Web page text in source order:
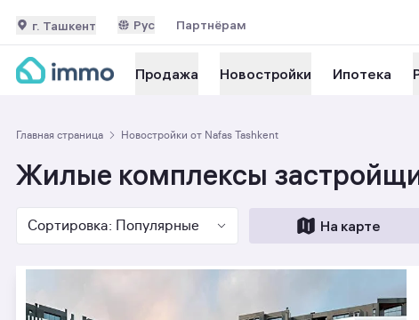
г. Ташкент Рус Партнёрам
Продажа Новостройки Ипотека
Главная страница Новостройки от Nafas Tashkent
Жилые комплексы
Сортировка: Популярные На карте